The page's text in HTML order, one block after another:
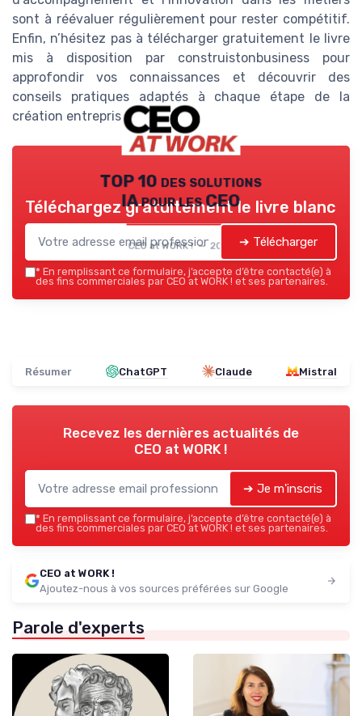
sont à réévaluer régulièrement pour rester compétitif.
Enfin, n’hésitez pas à télécharger gratuitement le livre
mis à disposition par construistonbusiness pour
approfondir vos connaissances et découvrir des
conseils pratiques adaptés à chaque étape de la
création entreprise.
TOP 10 des solutions
IA pour les CEO
CEO at WORK ! — 2026
Téléchargez gratuitement le livre blanc
➔ Télécharger
* En remplissant ce formulaire, j’accepte d’être contacté(e) à
des fins commerciales par CEO at WORK ! et ses partenaires.
Résumer ChatGPT Claude Mistral
Recevez les dernières actualités de
CEO at WORK !
➔ Je m'inscris
* En remplissant ce formulaire, j’accepte d’être contacté(e) à
des fins commerciales par CEO at WORK ! et ses partenaires.
CEO at WORK !
Ajoutez-nous à vos sources préférées sur Google
Parole d'experts